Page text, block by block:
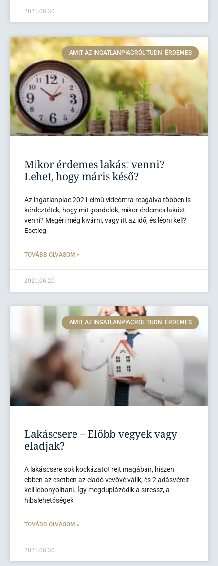
2021.06.20.
AMIT AZ INGATLANPIACRÓL TUDNI ÉRDEMES
Mikor érdemes lakást venni?
Lehet, hogy máris késő?
Az ingatlanpiac 2021 című videómra reagálva többen is
kérdeztétek, hogy mit gondolok, mikor érdemes lakást
venni? Megéri még kivárni, vagy itt az idő, és lépni kell?
Esetleg
TOVÁBB OLVASOM »
2021.06.20.
AMIT AZ INGATLANPIACRÓL TUDNI ÉRDEMES
Lakáscsere – Előbb vegyek vagy
eladjak?
A lakáscsere sok kockázatot rejt magában, hiszen
ebben az esetben az eladó vevővé válik, és 2 adásvételt
kell lebonyolítani. Így megduplázódik a stressz, a
hibalehetőségek
TOVÁBB OLVASOM »
2021.06.20.